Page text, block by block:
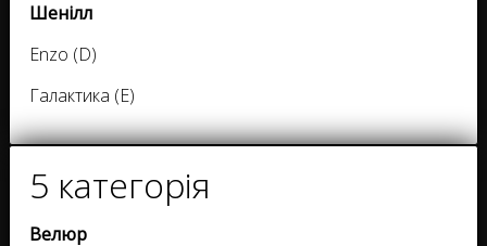
Шенілл
Enzo (D)
Галактика (E)
5 категорія
Велюр